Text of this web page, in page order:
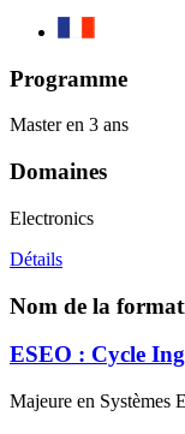
Programme
Master en 3 ans
Domaines
Electronics
Détails
Nom de la
ESEO : Cycle
Majeure en Systèmes